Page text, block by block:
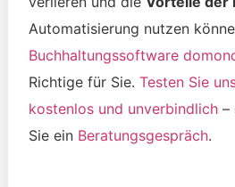
Automatisierung nutzen
Buchhaltungssoftware
Richtige für Sie. Testen Sie
kostenlos und unverbindlich–
Sie ein Beratungsgespräch.